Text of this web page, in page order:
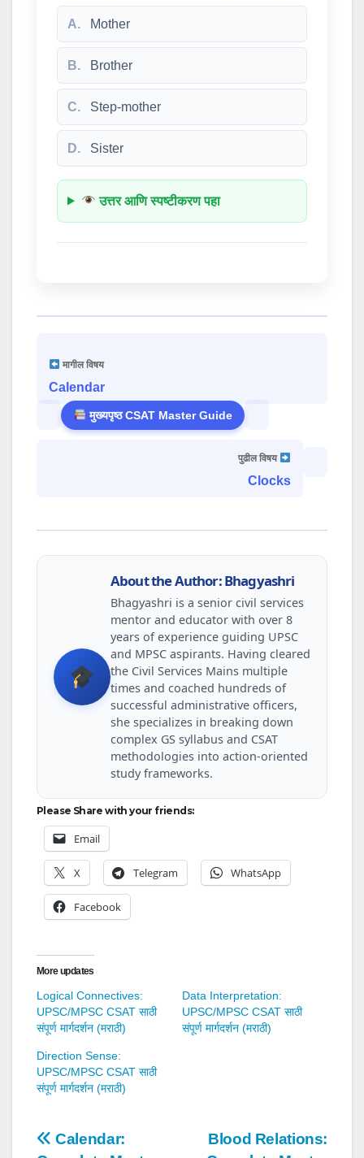
A. Mother
B. Brother
C. Step-mother
D. Sister
उत्तर आणि स्पष्टीकरण पहा
मागील विषय
Calendar
मुख्यपृष्ठ CSAT Master Guide
पुढील विषय
Clocks
About the Author: Bhagyashri
Bhagyashri is a senior civil services
mentor and educator with over 8
years of experience guiding UPSC
and MPSC aspirants. Having cleared
the Civil Services Mains multiple
times and coached hundreds of
successful administrative officers,
she specializes in breaking down
complex GS syllabus and CSAT
methodologies into action-oriented
study frameworks.
Please Share with your friends:
Email
X Telegram WhatsApp
Facebook
More updates
Logical Connectives:
UPSC/MPSC CSAT साठी
संपूर्ण मार्गदर्शन (मराठी)
Data Interpretation:
UPSC/MPSC CSAT साठी
संपूर्ण मार्गदर्शन (मराठी)
Direction Sense:
UPSC/MPSC CSAT साठी
संपूर्ण मार्गदर्शन (मराठी)
Post
Blood Relations:
Calendar: